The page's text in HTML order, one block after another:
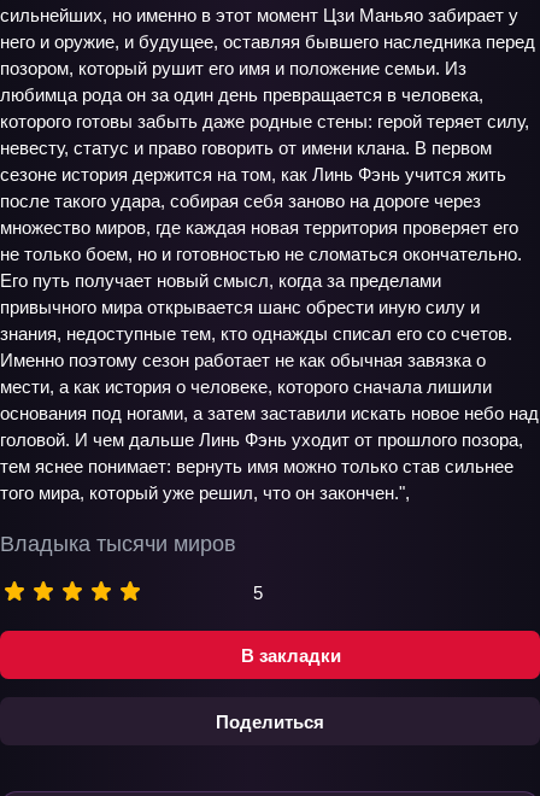
В закладки
Поделиться
Владыка тысячи миров
5
сильнейших, но именно в этот момент Цзи Маньяо забирает у
него и оружие, и будущее, оставляя бывшего наследника перед
позором, который рушит его имя и положение семьи. Из
любимца рода он за один день превращается в человека,
которого готовы забыть даже родные стены: герой теряет силу,
невесту, статус и право говорить от имени клана. В первом
сезоне история держится на том, как Линь Фэнь учится жить
после такого удара, собирая себя заново на дороге через
множество миров, где каждая новая территория проверяет его
не только боем, но и готовностью не сломаться окончательно.
Его путь получает новый смысл, когда за пределами
привычного мира открывается шанс обрести иную силу и
знания, недоступные тем, кто однажды списал его со счетов.
Именно поэтому сезон работает не как обычная завязка о
мести, а как история о человеке, которого сначала лишили
основания под ногами, а затем заставили искать новое небо над
головой. И чем дальше Линь Фэнь уходит от прошлого позора,
тем яснее понимает: вернуть имя можно только став сильнее
того мира, который уже решил, что он закончен.",